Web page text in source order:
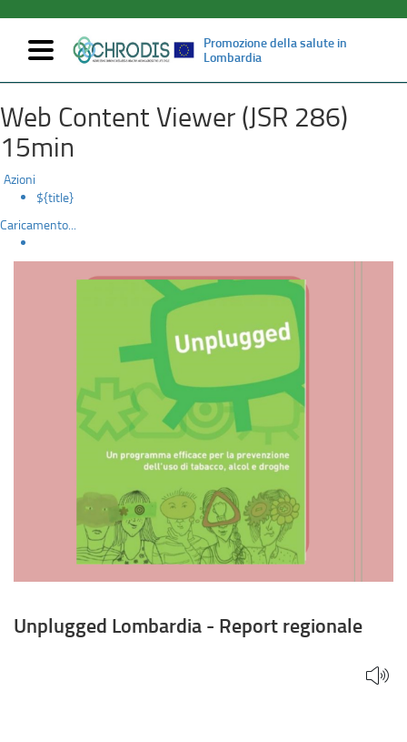
al
contenuto
principale
Unplugged
Lombardia
-
Report
regionale
Mostra/nascondi
navigazione
Promozione della salute in
Lombardia
Web Content Viewer (JSR 286)
15min
Azioni
${title}
Caricamento...
Unplugged Lombardia - Report regionale